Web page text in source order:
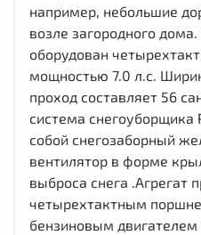
например, небольшие
возле загородного
оборудован
мощностью 7.0 л.с.
проход составляет 56
система снегоуборщика
собой снегозаборный
вентилятор в форме
выброса снега .Агрегат
четырехтактным
бензиновым двигателем